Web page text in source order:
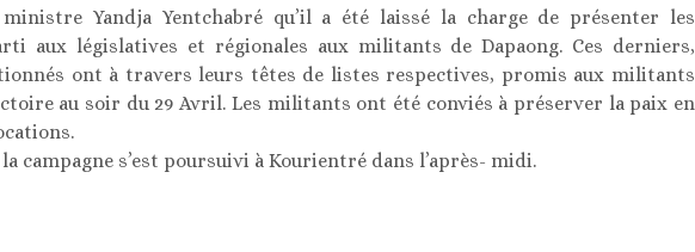
ministre Yandja Yentchabré qu’il a été laissé la charge de présenter les
aux législatives et régionales aux militants de Dapaong. Ces derniers,
ont à travers leurs têtes de listes respectives, promis aux militants
au soir du 29 Avril. Les militants ont été conviés à préserver la paix en
campagne s’est poursuivi à Kourientré dans l’après- midi.